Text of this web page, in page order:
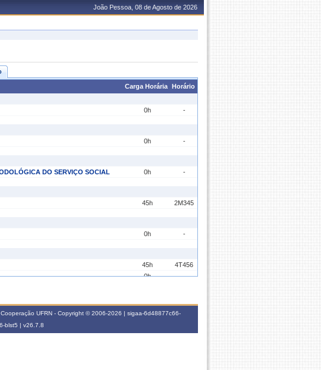
João Pessoa, 08 de Agosto de 2026
Carga Horária Horário
0h -
0h -
DO SERVIÇO SOCIAL 0h -
45h 2M345
0h -
45h
4T456
0h
-
UFRN - Copyright © 2006-2026 | sigaa-6d48877c66-
blst5 | v26.7.8